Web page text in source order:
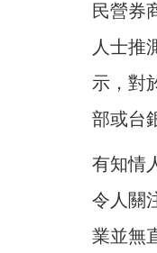
民營券
人士推
示，對
部或台
有知情
令人關
業並無